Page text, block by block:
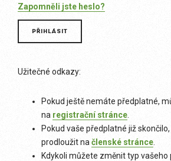
Zapomněli jste heslo?
Užitečné odkazy:
Pokud ještě nemáte předplatné,
na registrační stránce
Pokud vaše předplatné již
prodloužit na členské stránce
Kdykoli můžete změnit typ vašeho